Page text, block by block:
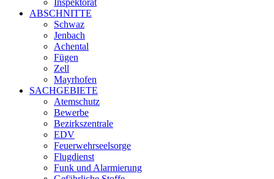
Inspektorat
ABSCHNITTE
Schwaz
Jenbach
Achental
Fügen
Zell
Mayrhofen
SACHGEBIETE
Atemschutz
Bewerbe
Bezirkszentrale
EDV
Feuerwehrseelsorge
Flugdienst
Funk und Alarmierung